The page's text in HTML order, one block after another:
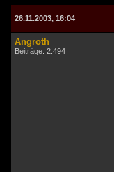
26.11.2003, 16:04
Angroth
Beiträge: 2.494